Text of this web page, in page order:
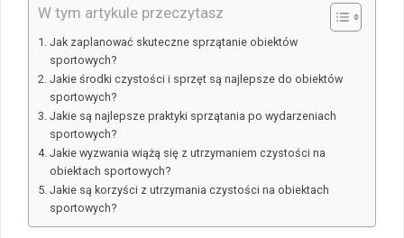
W tym artykule przeczytasz
Jak zaplanować skuteczne sprzątanie obiektów
sportowych?
Jakie środki czystości i sprzęt są najlepsze do obiektów
sportowych?
Jakie są najlepsze praktyki sprzątania po wydarzeniach
sportowych?
Jakie wyzwania wiążą się z utrzymaniem czystości na
obiektach sportowych?
Jakie są korzyści z utrzymania czystości na obiektach
sportowych?